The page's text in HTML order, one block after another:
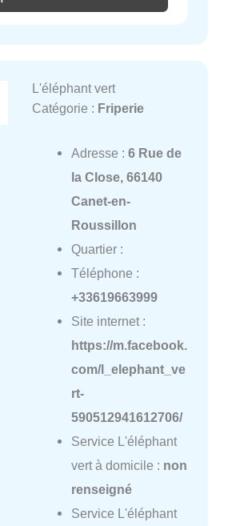
L'éléphant vert
Catégorie : Friperie
Adresse : 6 Rue de
la Close, 66140
Canet-en-
Roussillon
Quartier :
Téléphone :
+33619663999
Site internet :
https://m.facebook.
com/l_elephant_ve
rt-
590512941612706/
Service L'éléphant
vert à domicile : non
renseigné
Service L'éléphant